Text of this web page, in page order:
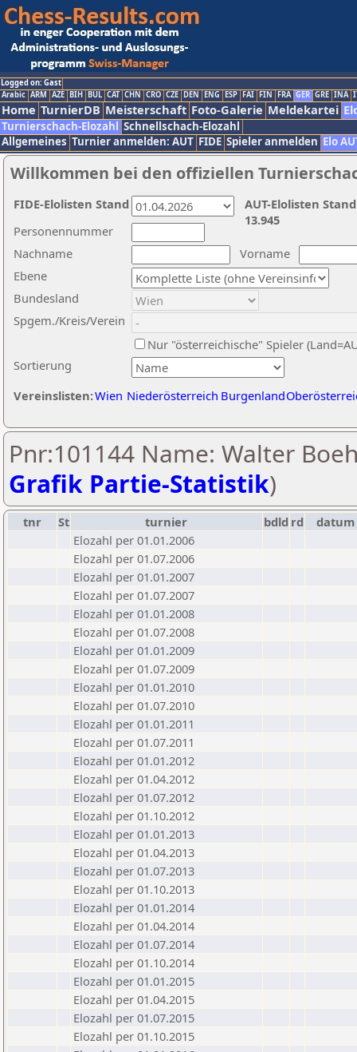
Logged on: Gast
Arabic ARM AZE BIH BUL CAT CHN CRO CZE DEN ENG ESP FAI FIN FRA GER GRE INA
Home TurnierDB Meisterschaft Foto-Galerie Meldekartei
Turnierschach-Elozahl Schnellschach-Elozahl
Allgemeines Turnier anmelden: AUT FIDE Spieler anmelden Elo
Willkommen bei den offiziellen
Nachname
Vorname
Ebene
Sortierung
Personennummer
Bundesland
Spgem./Kreis/Verein
Nur "österreichische" Spieler
Vereinslisten:Wien Niederösterreich Burgenland
AUT-Elolisten
13.945
FIDE-Elolisten Stand
Pnr:101144 Name: Walter
Grafik Partie-Statistik)
tnr St turnier bdld rd
datum
Elozahl per 01.01.2006
Elozahl per 01.07.2006
Elozahl per 01.01.2007
Elozahl per 01.07.2007
Elozahl per 01.01.2008
Elozahl per 01.07.2008
Elozahl per 01.01.2009
Elozahl per 01.07.2009
Elozahl per 01.01.2010
Elozahl per 01.07.2010
Elozahl per 01.01.2011
Elozahl per 01.07.2011
Elozahl per 01.01.2012
Elozahl per 01.04.2012
Elozahl per 01.07.2012
Elozahl per 01.10.2012
Elozahl per 01.01.2013
Elozahl per 01.04.2013
Elozahl per 01.07.2013
Elozahl per 01.10.2013
Elozahl per 01.01.2014
Elozahl per 01.04.2014
Elozahl per 01.07.2014
Elozahl per 01.10.2014
Elozahl per 01.01.2015
Elozahl per 01.04.2015
Elozahl per 01.07.2015
Elozahl per 01.10.2015